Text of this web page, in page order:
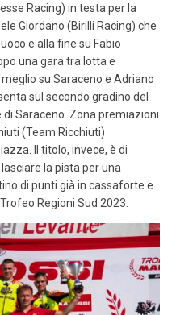
Racing) in testa per la
Giordano (Birilli Racing) che
e alla fine su Fabio
una gara tra lotta e
su Saraceno e Adriano
sul secondo gradino del
Saraceno. Zona premiazioni
(Team Ricchiuti)
Il titolo, invece, è di
la pista per una
di punti già in cassaforte e
Regioni Sud 2023.